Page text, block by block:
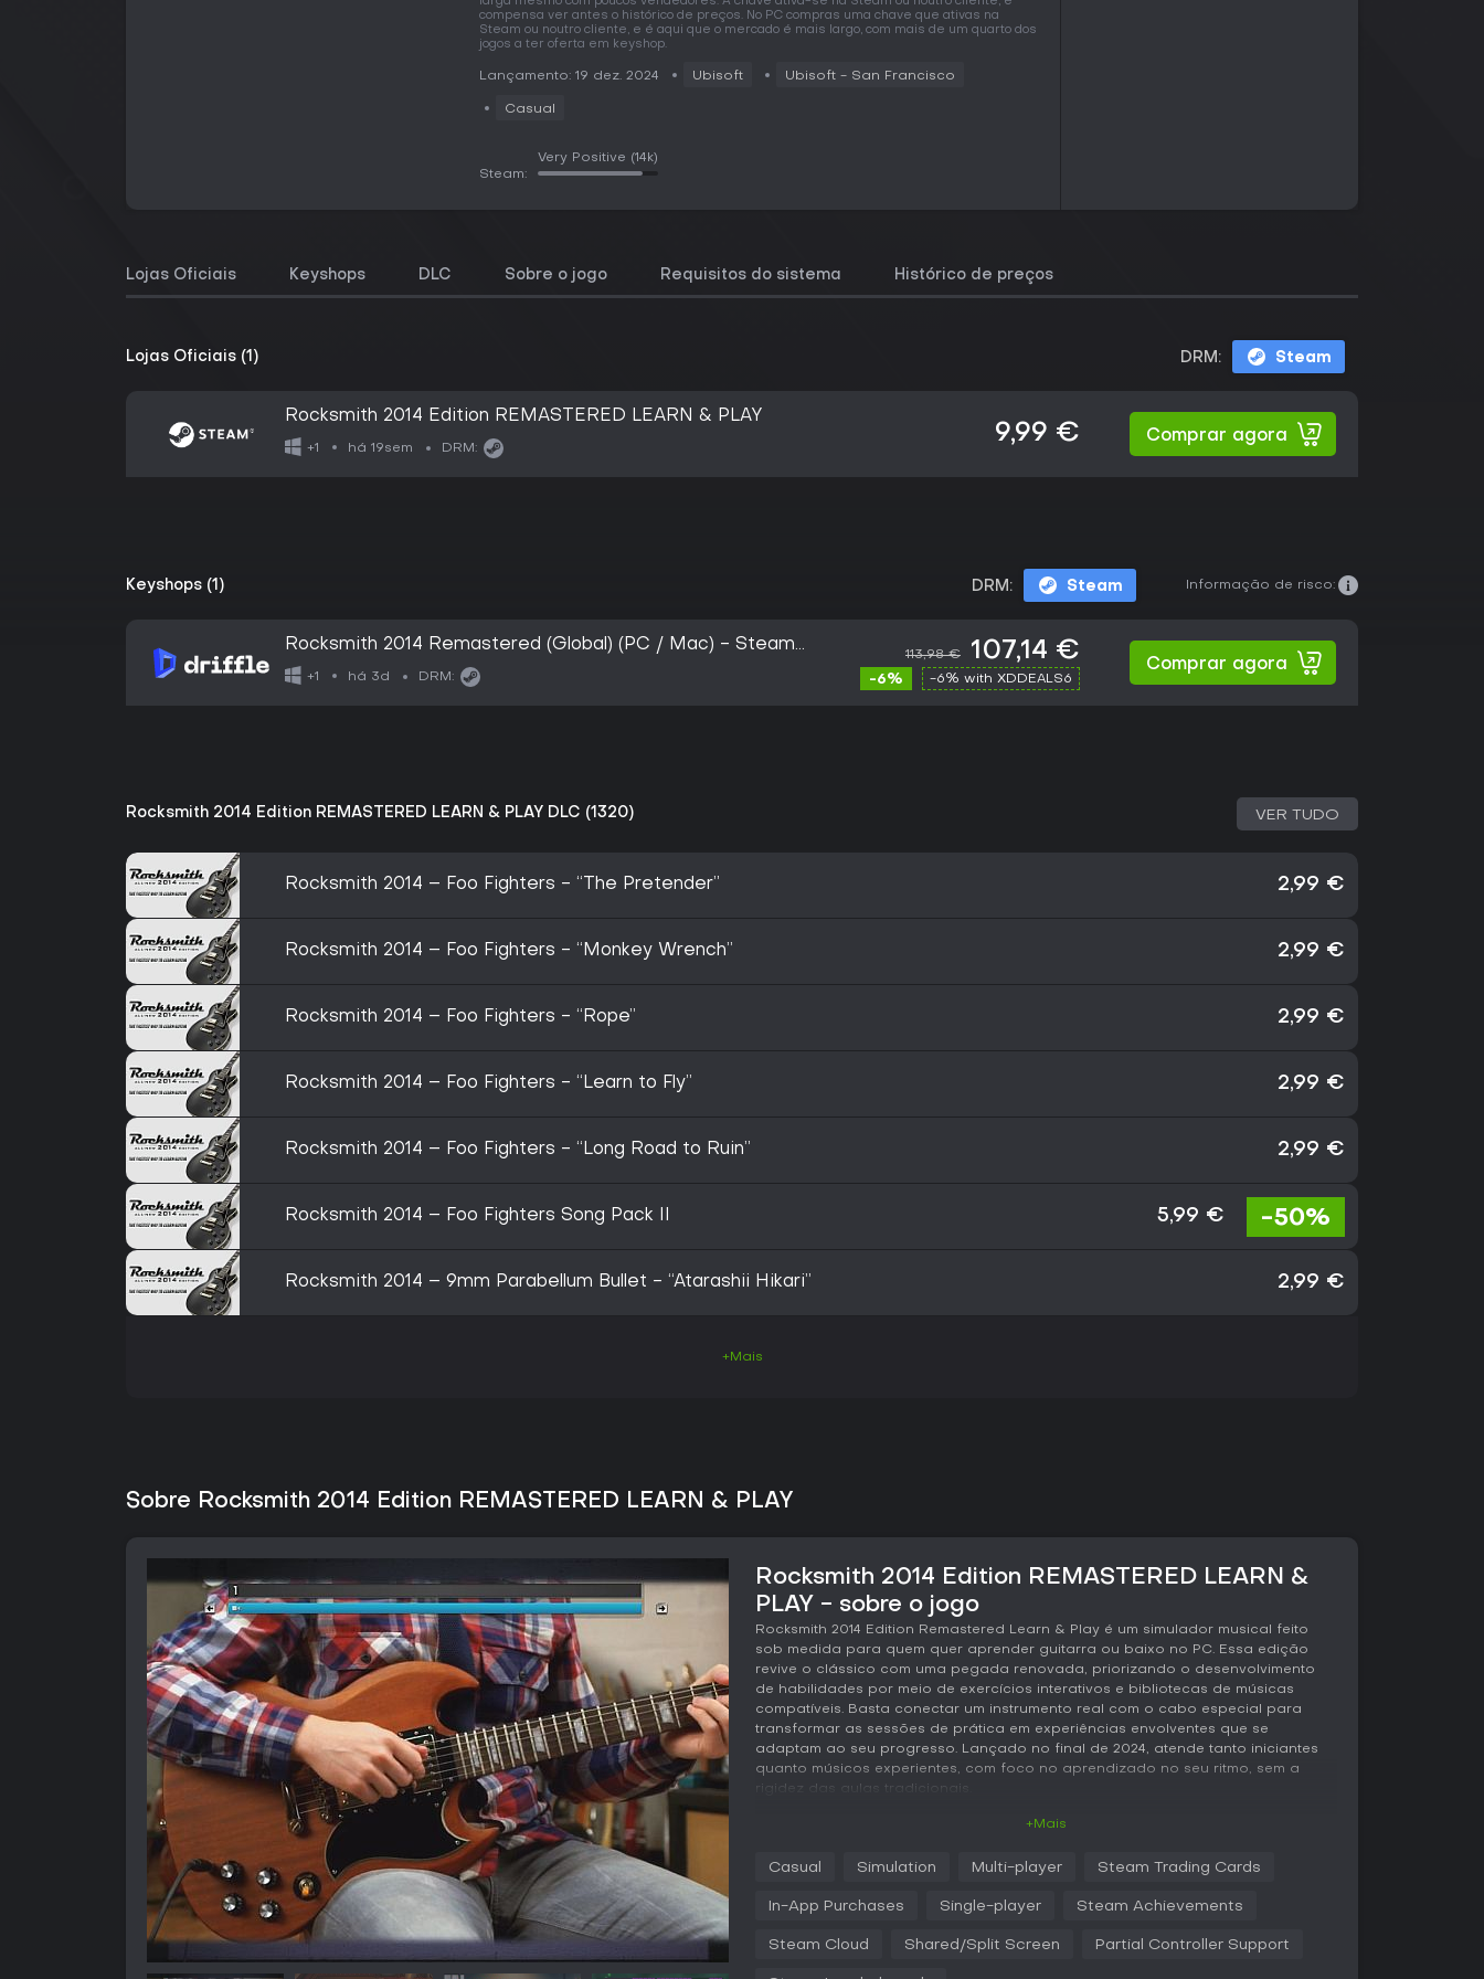
compensa ver antes o histórico de preços. No PC compras uma chave que ativas na
Steam ou noutro cliente, e é aqui que o mercado é mais largo, com mais de um quarto dos
jogos a ter oferta em keyshop.
Lançamento: 19 dez. 2024 Ubisoft Ubisoft - San Francisco
Casual
Steam:
Very Positive (14k)
Lojas Oficiais Keyshops DLC Sobre o jogo Requisitos do sistema Histórico de preços
Lojas Oficiais (1) DRM: Steam
Rocksmith 2014 Edition REMASTERED LEARN & PLAY
+1 há 19sem DRM:
9,99 € Comprar agora
Keyshops (1) DRM: Steam Informação de risco:
Rocksmith 2014 Remastered (Global) (PC / Mac) - Steam
- Digital Key
+1 há 3d DRM:
113,98 € 107,14 €
-6% -6% with XDDEALS6
Comprar agora
Rocksmith 2014 Edition REMASTERED LEARN & PLAY DLC (1320) VER TUDO
Rocksmith 2014 – Foo Fighters - “The Pretender” 2,99 €
Rocksmith 2014 – Foo Fighters - “Monkey Wrench” 2,99 €
Rocksmith 2014 – Foo Fighters - “Rope” 2,99 €
Rocksmith 2014 – Foo Fighters - “Learn to Fly” 2,99 €
Rocksmith 2014 – Foo Fighters - “Long Road to Ruin” 2,99 €
Rocksmith 2014 – Foo Fighters Song Pack II 5,99 € -50%
Rocksmith 2014 – 9mm Parabellum Bullet - “Atarashii Hikari” 2,99 €
+Mais
Sobre Rocksmith 2014 Edition REMASTERED LEARN & PLAY
Rocksmith 2014 Edition REMASTERED LEARN &
PLAY - sobre o jogo
Rocksmith 2014 Edition Remastered Learn & Play é um simulador musical feito
sob medida para quem quer aprender guitarra ou baixo no PC. Essa edição
revive o clássico com uma pegada renovada, priorizando o desenvolvimento
de habilidades por meio de exercícios interativos e bibliotecas de músicas
compatíveis. Basta conectar um instrumento real com o cabo especial para
transformar as sessões de prática em experiências envolventes que se
adaptam ao seu progresso. Lançado no final de 2024, atende tanto iniciantes
quanto músicos experientes, com foco no aprendizado no seu ritmo, sem a
rigidez das aulas tradicionais.
real ao PC pelo Real Tone Cable, que capta as notas em tempo real. O sistema
dificuldade conforme seu desempenho. À medida que você avança, mais notas
como o Riff Repeater permitem desacelerar trechos, repeti-los em loop e treinar
no seu tempo, facilitando o domínio de partes difíceis. O jogo prioriza o
+Mais
Casual Simulation Multi-player Steam Trading Cards
In-App Purchases Single-player Steam Achievements
Steam Cloud Shared/Split Screen Partial Controller Support